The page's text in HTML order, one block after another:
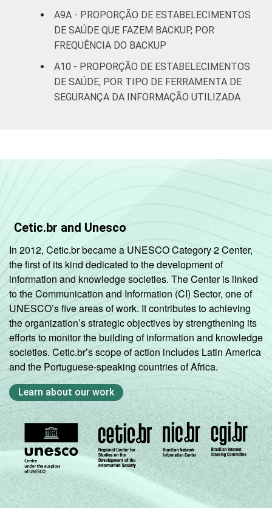
A9A - PROPORÇÃO DE ESTABELECIMENTOS
DE SAÚDE QUE FAZEM BACKUP, POR
FREQUÊNCIA DO BACKUP
A10 - PROPORÇÃO DE ESTABELECIMENTOS
DE SAÚDE, POR TIPO DE FERRAMENTA DE
SEGURANÇA DA INFORMAÇÃO UTILIZADA
Cetic.br and Unesco
In 2012, Cetic.br became a UNESCO Category 2 Center,
the first of its kind dedicated to the development of
information and knowledge societies. The Center is linked
to the Communication and Information (CI) Sector, one of
UNESCO’s five areas of work. It contributes to achieving
the organization’s strategic objectives by strengthening its
efforts to monitor the building of information and knowledge
societies. Cetic.br’s scope of action includes Latin America
and the Portuguese-speaking countries of Africa.
Learn about our work